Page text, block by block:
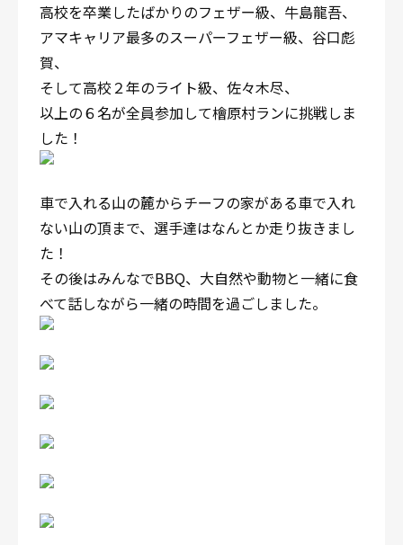
高校を卒業したばかりのフェザー級、牛島龍吾、
アマキャリア最多のスーパーフェザー級、谷口彪
賀、
そして高校２年のライト級、佐々木尽、
以上の６名が全員参加して檜原村ランに挑戦しま
した！
車で入れる山の麓からチーフの家がある車で入れ
ない山の頂まで、選手達はなんとか走り抜きまし
た！
その後はみんなでBBQ、大自然や動物と一緒に食
べて話しながら一緒の時間を過ごしました。